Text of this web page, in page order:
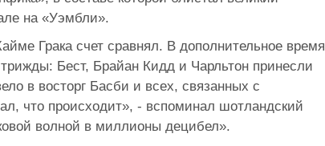
на «Уэмбли».
Грака счет сравнял. В дополнительное время
Бест, Брайан Кидд и Чарльтон принесли
в восторг Басби и всех, связанных с
что происходит», - вспоминал шотландский
волной в миллионы децибел».